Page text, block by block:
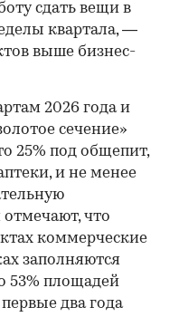
сдать вещи в
квартала, —
выше бизнес-
2026 года и
сечение»
25% под общепит,
и не менее
что
коммерческие
заполняются
53% площадей
два года